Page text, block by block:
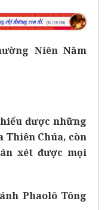
Niên Năm
được những
Thiên Chúa, còn
xét được mọi
Phaolô Tông